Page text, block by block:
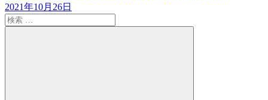
2021年10月26日
検
索: